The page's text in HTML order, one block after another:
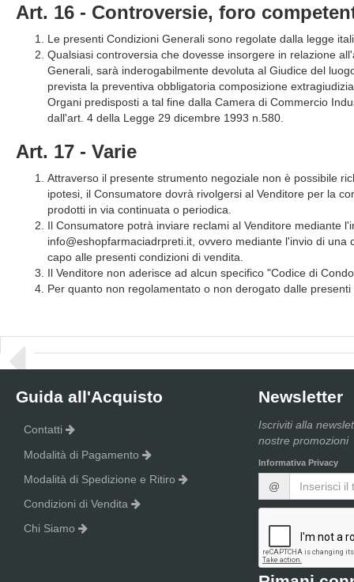
Art. 16 - Controversie, foro
Le presenti Condizioni Generali sono regolate dalla legge
Qualsiasi controversia che dovesse insorgere in relazione
Generali, sarà inderogabilmente devoluta al Giudice del
prevista la preventiva obbligatoria composizione
Organi predisposti a tal fine dalla Camera di Commercio
dall'art. 4 della Legge 29 dicembre 1993 n.580.
Art. 17 - Varie
Attraverso il presente strumento negoziale non è possibile
ipotesi, il Consumatore dovrà rivolgersi al Venditore per la
prodotti in via continuata o periodica.
Il Consumatore potrà inviare reclami al Venditore mediante
info@eshopfarmaciadrpreti.it, ovvero mediante l'invio di
capo alle presenti condizioni di vendita.
Il Venditore non aderisce ad alcun specifico "Codice di
Per quanto non regolamentato o non derogato dalle
Guida all'Acquisto
Contatti
Modalità di Pagamento
Modalità di Spedizione e Ritiro
Condizioni di Vendita
Chi Siamo
Newsletter
Iscriviti alla
nostre promozioni
Informativa Privacy
@